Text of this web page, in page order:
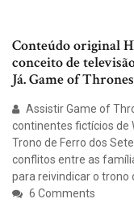
Conteúdo original
conceito de
Já. Game of
Assistir Game of
continentes fictícios de
Trono de Ferro dos
conflitos entre as
para reivindicar o trono
6 Comments